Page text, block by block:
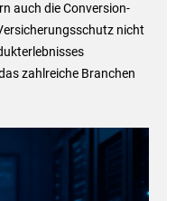
auch die Conversion-
nicht
zahlreiche Branchen